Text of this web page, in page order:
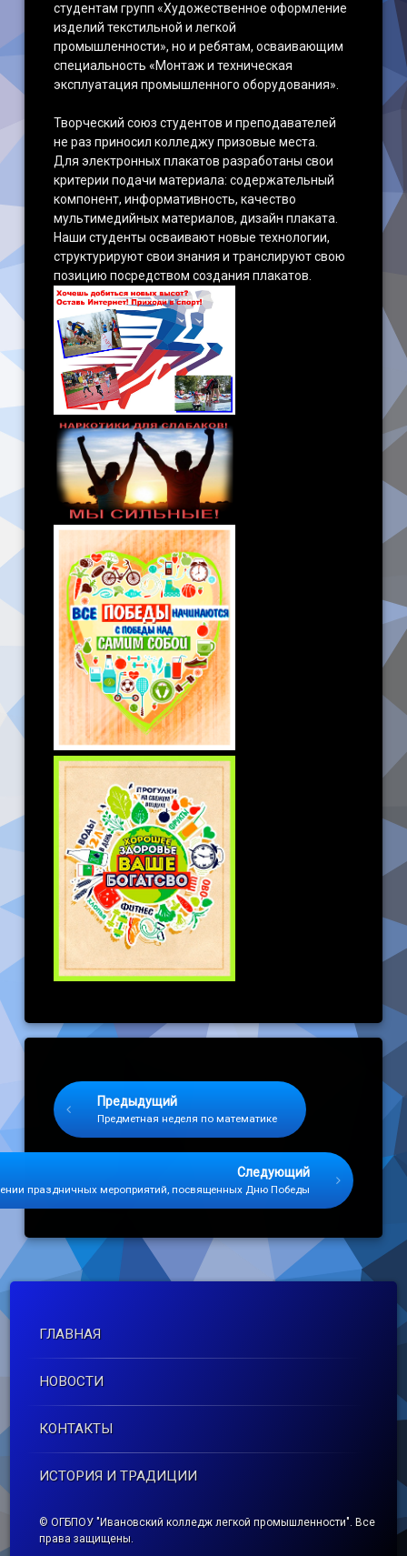
студентам групп «Художественное оформление
изделий текстильной и легкой
промышленности», но и ребятам, осваивающим
специальность «Монтаж и техническая
эксплуатация промышленного оборудования».
Творческий союз студентов и преподавателей
не раз приносил колледжу призовые места.
Для электронных плакатов разработаны свои
критерии подачи материала: содержательный
компонент, информативность, качество
мультимедийных материалов, дизайн плаката.
Наши студенты осваивают новые технологии,
структурируют свои знания и транслируют свою
позицию посредством создания плакатов.
Предыдущий
Предметная неделя по математике
Следующий
праздничных мероприятий, посвященных Дню Победы
ГЛАВНАЯ
НОВОСТИ
КОНТАКТЫ
ИСТОРИЯ И ТРАДИЦИИ
© ОГБПОУ "Ивановский колледж легкой промышленности". Все
права защищены.